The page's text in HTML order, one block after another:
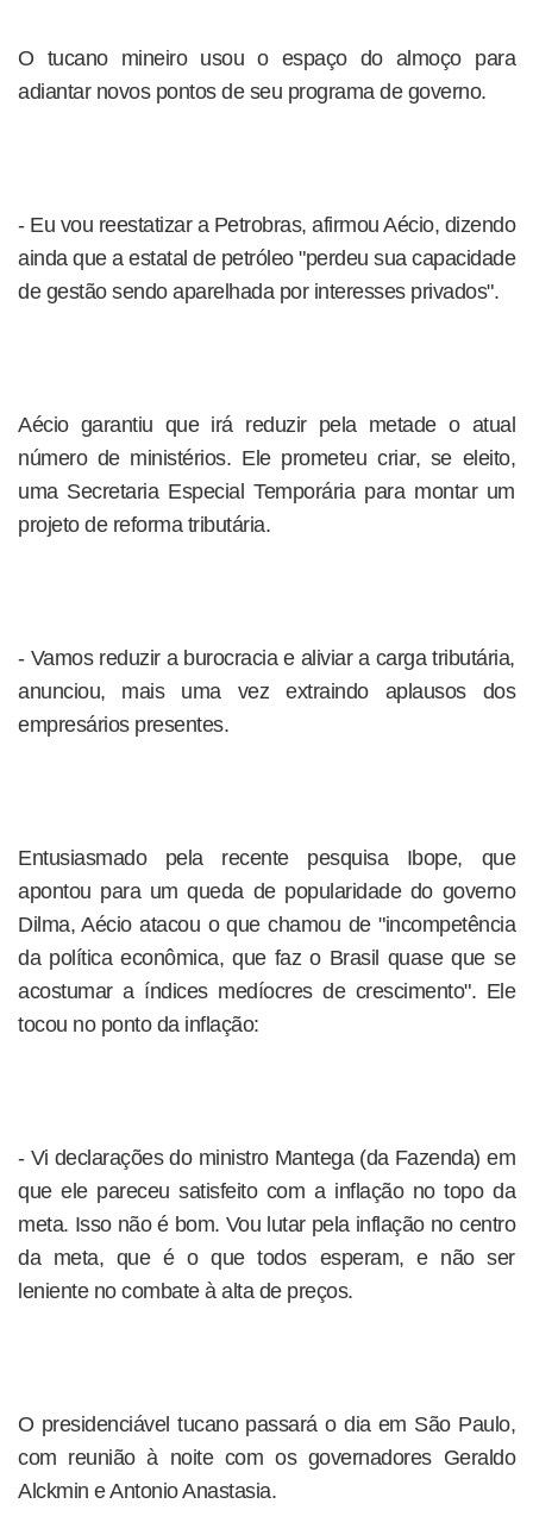
O tucano mineiro usou o espaço do almoço para
adiantar novos pontos de seu programa de governo.
- Eu vou reestatizar a Petrobras, afirmou Aécio, dizendo
ainda que a estatal de petróleo "perdeu sua capacidade
de gestão sendo aparelhada por interesses privados".
Aécio garantiu que irá reduzir pela metade o atual
número de ministérios. Ele prometeu criar, se eleito,
uma Secretaria Especial Temporária para montar um
projeto de reforma tributária.
- Vamos reduzir a burocracia e aliviar a carga tributária,
anunciou, mais uma vez extraindo aplausos dos
empresários presentes.
Entusiasmado pela recente pesquisa Ibope, que
apontou para um queda de popularidade do governo
Dilma, Aécio atacou o que chamou de "incompetência
da política econômica, que faz o Brasil quase que se
acostumar a índices medíocres de crescimento". Ele
tocou no ponto da inflação:
- Vi declarações do ministro Mantega (da Fazenda) em
que ele pareceu satisfeito com a inflação no topo da
meta. Isso não é bom. Vou lutar pela inflação no centro
da meta, que é o que todos esperam, e não ser
leniente no combate à alta de preços.
O presidenciável tucano passará o dia em São Paulo,
com reunião à noite com os governadores Geraldo
Alckmin e Antonio Anastasia.